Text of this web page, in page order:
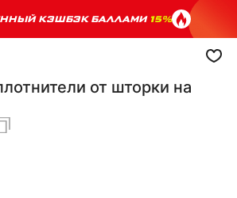
КЭШБЭК БАЛЛАМИ15%
от шторки на